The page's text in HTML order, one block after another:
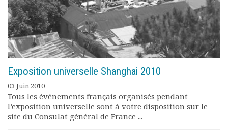
Exposition universelle Shanghai 2010
03 Juin 2010
Tous les événements français organisés pendant
l’exposition universelle sont à votre disposition sur le
site du Consulat général de France ...